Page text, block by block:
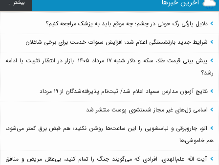
آخرین خبرها بيشتر ...
دلایل پارگی رگ خونی در چشم؛ چه موقع باید به پزشک مراجعه کنیم؟
شرایط جدید بازنشستگی اعلام شد؛ افزایش سنوات خدمت برای برخی شاغلان
پیش بینی قیمت طلا، سکه و دلار شنبه ۱۷ مرداد ۱۴۰۵. بازار در انتظار تثبیت یا ادامه
رشد؟
نتایج آزمون مدارس سمپاد اعلام شد/ ثبت‌نام پذیرفته‌شدگان از ۱۹ مرداد
اسامی ژل‌های غیر مجاز شستشوی پوست منتشر شد
اتو، جاروبرقی و لباسشویی را این ساعت‌ها روشن نکنید؛ هم قبض برق کمتر می‌شود،
هم خاموشی‌ها
آیت الله علم‌الهدی: افرادی که می‌گویند جنگ را تمام کنید، بی‌عقل مریض و منافق